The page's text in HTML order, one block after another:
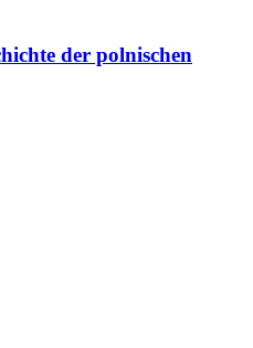
der polnischen